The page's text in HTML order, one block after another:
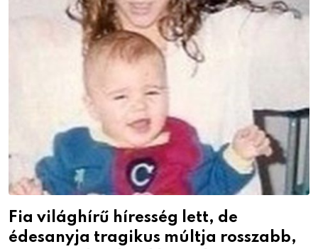
Fia világhírű híresség lett, de
édesanyja tragikus múltja rosszabb,